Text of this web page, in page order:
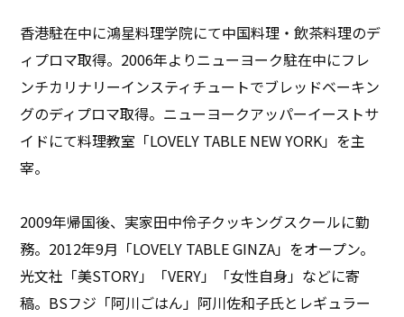
香港駐在中に鴻星料理学院にて中国料理・飲茶料理のデ
ィプロマ取得。2006年よりニューヨーク駐在中にフレ
ンチカリナリーインスティチュートでブレッドベーキン
グのディプロマ取得。ニューヨークアッパーイーストサ
イドにて料理教室「LOVELY TABLE NEW YORK」を主
宰。
2009年帰国後、実家田中伶子クッキングスクールに勤
務。2012年9月「LOVELY TABLE GINZA」をオープン。
光文社「美STORY」「VERY」「女性自身」などに寄
稿。BSフジ「阿川ごはん」阿川佐和子氏とレギュラー